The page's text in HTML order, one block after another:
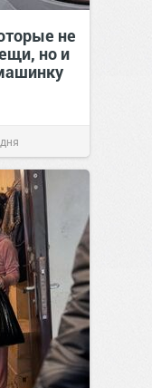
не
но и